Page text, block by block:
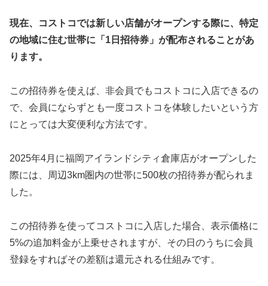
現在、コストコでは新しい店舗がオープンする際に、特定
の地域に住む世帯に「1日招待券」が配布されることがあ
ります。
この招待券を使えば、非会員でもコストコに入店できるの
で、会員にならずとも一度コストコを体験したいという方
にとっては大変便利な方法です。
2025年4月に福岡アイランドシティ倉庫店がオープンした
際には、周辺3km圏内の世帯に500枚の招待券が配られま
した。
この招待券を使ってコストコに入店した場合、表示価格に
5%の追加料金が上乗せされますが、その日のうちに会員
登録をすればその差額は還元される仕組みです。